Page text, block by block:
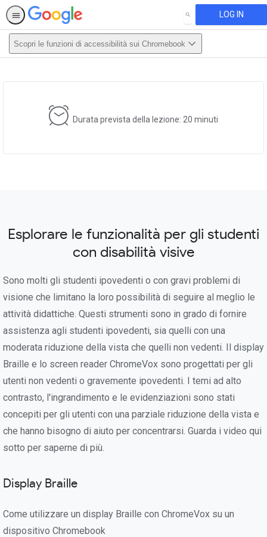
SEARCH LOG IN
Scopri le funzioni di accessibilità sui Chromebook
Durata prevista della lezione: 20 minuti
Esplorare le funzionalità per gli studenti
con disabilità visive
Sono molti gli studenti ipovedenti o con gravi problemi di
visione che limitano la loro possibilità di seguire al meglio le
attività didattiche. Questi strumenti sono in grado di fornire
assistenza agli studenti ipovedenti, sia quelli con una
moderata riduzione della vista che quelli non vedenti. Il display
Braille e lo screen reader ChromeVox sono progettati per gli
utenti non vedenti o gravemente ipovedenti. I temi ad alto
contrasto, l'ingrandimento e le evidenziazioni sono stati
concepiti per gli utenti con una parziale riduzione della vista e
che hanno bisogno di aiuto per concentrarsi. Guarda i video qui
sotto per saperne di più.
Display Braille
Come utilizzare un display Braille con ChromeVox su un
dispositivo Chromebook